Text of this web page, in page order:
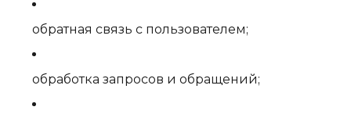
обратная связь с пользователем;
обработка запросов и обращений;